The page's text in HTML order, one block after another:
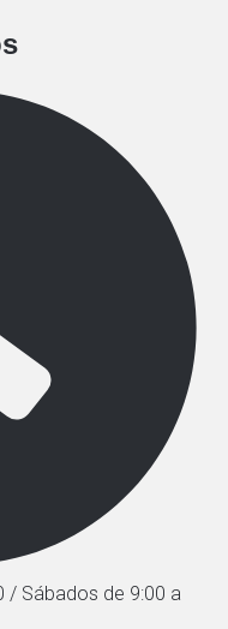
/ Sábados de 9:00 a